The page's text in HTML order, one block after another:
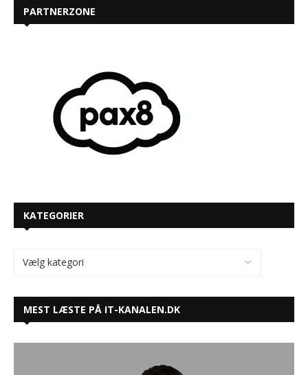
PARTNERZONE
KATEGORIER
MEST LÆSTE PÅ IT-KANALEN.DK